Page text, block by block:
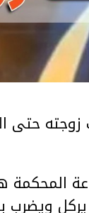
حتى
ويضرب